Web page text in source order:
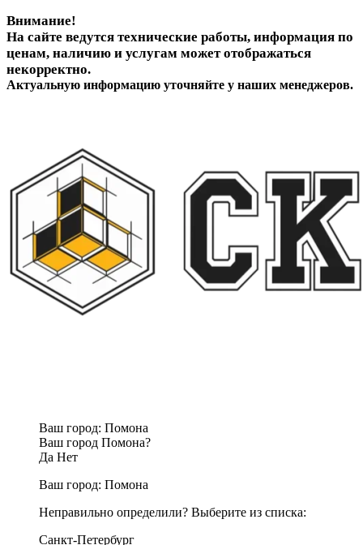
Внимание!
На сайте ведутся технические работы, информация по
ценам, наличию и услугам может отображаться
некорректно.
Актуальную информацию уточняйте у наших менеджеров.
Ваш город: Помона
Ваш город Помона?
Да Нет
Ваш город: Помона
Неправильно определили? Выберите из списка:
Санкт-Петербург